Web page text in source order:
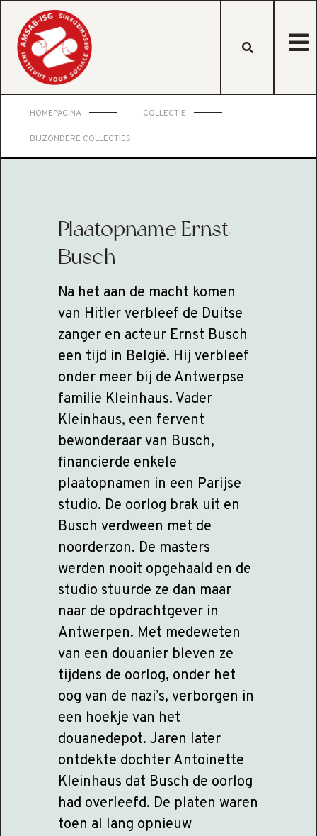
HOMEPAGINA COLLECTIE
BIJZONDERE COLLECTIES
Plaatopname Ernst
Busch
Na het aan de macht komen
van Hitler verbleef de Duitse
zanger en acteur Ernst Busch
een tijd in België. Hij verbleef
onder meer bij de Antwerpse
familie Kleinhaus. Vader
Kleinhaus, een fervent
bewonderaar van Busch,
financierde enkele
plaatopnamen in een Parijse
studio. De oorlog brak uit en
Busch verdween met de
noorderzon. De masters
werden nooit opgehaald en de
studio stuurde ze dan maar
naar de opdrachtgever in
Antwerpen. Met medeweten
van een douanier bleven ze
tijdens de oorlog, onder het
oog van de nazi’s, verborgen in
een hoekje van het
douanedepot. Jaren later
ontdekte dochter Antoinette
Kleinhaus dat Busch de oorlog
had overleefd. De platen waren
toen al lang opnieuw